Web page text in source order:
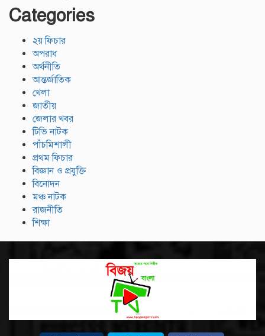
Categories
২য় ফিচার
অপরাধ
অর্থনীতি
আন্তর্জাতিক
খেলা
জাতীয়
জেলার খবর
টিভি নাটক
পাঁচমিশালী
প্রথম ফিচার
বিজ্ঞান ও প্রযুক্তি
বিনোদন
মঞ্চ নাটক
রাজনীতি
শিক্ষা